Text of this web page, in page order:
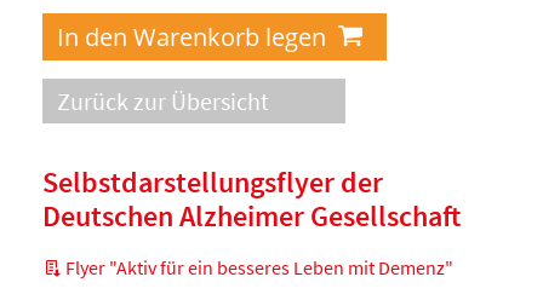
Zurück zur Übersicht
Selbstdarstellungsflyer der
Deutschen Alzheimer Gesellschaft
Flyer "Aktiv für ein besseres Leben mit Demenz"